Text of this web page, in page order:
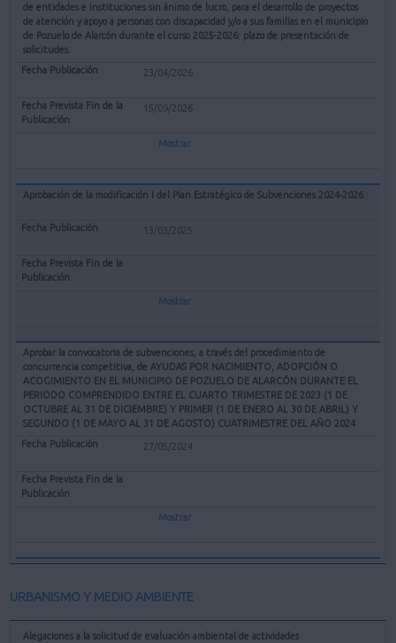
de entidades e instituciones sin ánimo de lucro, para el desarrollo de proyectos
de atención y apoyo a personas con discapacidad y/o a sus familias en el municipio
de Pozuelo de Alarcón durante el curso 2025-2026: plazo de presentación de
solicitudes.
23/04/2026
15/09/2026
Mostrar
Aprobación de la modificación I del Plan Estratégico de Subvenciones 2024-2026
13/03/2025
Mostrar
Aprobar la convocatoria de subvenciones, a través del procedimiento de
concurrencia competitiva, de AYUDAS POR NACIMIENTO, ADOPCIÓN O
ACOGIMIENTO EN EL MUNICIPIO DE POZUELO DE ALARCÓN DURANTE EL
PERIODO COMPRENDIDO ENTRE EL CUARTO TRIMESTRE DE 2023 (1 DE
OCTUBRE AL 31 DE DICIEMBRE) Y PRIMER (1 DE ENERO AL 30 DE ABRIL) Y
SEGUNDO (1 DE MAYO AL 31 DE AGOSTO) CUATRIMESTRE DEL AÑO 2024
27/05/2024
Mostrar
URBANISMO Y MEDIO AMBIENTE
Alegaciones a la solicitud de evaluación ambiental de actividades